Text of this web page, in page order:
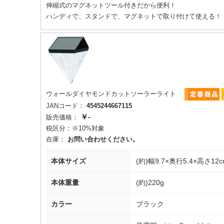
伸縮式のマグネットツール付きだから便利！
ハンディで、スタンドで、マグネットで取り付けて使える！
ウォールダイヤモンドカットソーラーライト
JANコード： 4545244667115
販売価格：
￥-
税区分： ※10%対象
在庫：
お問い合わせください。
本体サイズ (約)幅9.7×奥行5.4×高さ
本体重量 (約)220g
カラー ブラック